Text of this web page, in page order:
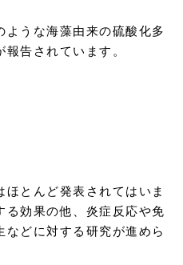
ような海藻由来の硫酸化多
告されています。
ほとんど発表されてはいま
る効果の他、炎症反応や免
どに対する研究が進めら